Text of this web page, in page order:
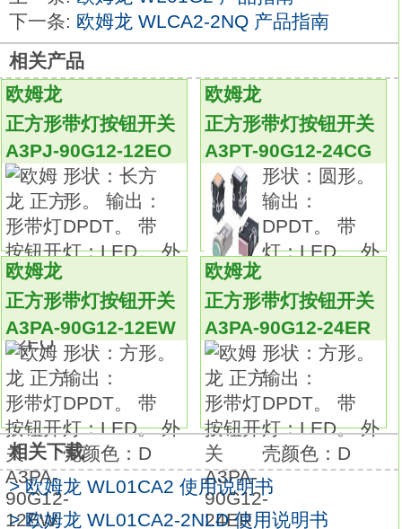
品种丰富，备有一般型、耐环境型、防溅型、
长寿命型等。
标准采用交叉式结构，使用有高可靠性的包金
接点WL01G12
一般负载、微小负载均可使用。
摆杆型中标准配备90°过行程、单侧动作设定、
头部4方向安装功能。
通过EN/IEC、 UL、 cUL、 CCC标准认证。种
类：一般型的动作显示型。
驱动杆类型：摆杆型，可调式棒式摆杆 350～
380mmWL01G12产品指南。
指示灯：LED。
项目：标准型。
预行程（PT）：15正负5°。
一般型品种丰富。
可根据工件形状和动作选择各种驱动杆、
作业和维护都很方便的动作显示型、接插件型
等，
产品种类非常丰富。
耐环境型有6种耐环境型可供选择。
该系列包含高密闭型、高密封型、耐热型、耐
下一条: 欧姆龙 WLCA2-2NQ 产品指南
相关产品
欧姆龙
正方形带灯按钮开关
A3PJ-90G12-12EO
形状：长方
形。 输出：
DPDT。 带
灯：LED。 外
欧姆龙
正方形带灯按钮开关
A3PT-90G12-24CG
形状：圆形。
输出：
DPDT。 带
灯：LED。 外
欧姆龙
正方形带灯按钮开关
A3PA-90G12-12EW
形状：方形。
输出：
DPDT。 带
灯：LED。 外
壳颜色：D
欧姆龙
正方形带灯按钮开关
A3PA-90G12-24ER
形状：方形。
输出：
DPDT。 带
灯：LED。 外
壳颜色：D
相关下载
> 欧姆龙 WL01CA2 使用说明书
> 欧姆龙 WL01CA2-2NLD 使用说明书